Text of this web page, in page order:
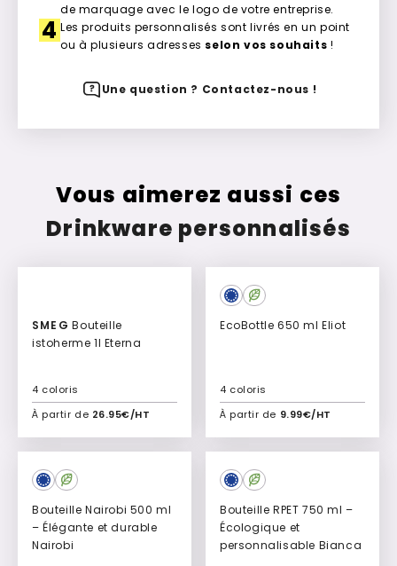
de marquage avec le logo de votre entreprise.
4 Les produits personnalisés sont livrés en un point
ou à plusieurs adresses selon vos souhaits !
Une question ? Contactez-nous !
Vous aimerez aussi ces
Drinkware personnalisés
SMEG Bouteille
istoherme 1l Eterna
À partir de 26.95€/HT
4 coloris
Ajouter à mon devis
EcoBottle 650 ml Eliot
À partir de 9.99€/HT
4 coloris
Ajouter à mon devis
Bouteille Nairobi 500 ml
– Élégante et durable
Nairobi
Bouteille RPET 750 ml –
Écologique et
personnalisable Bianca